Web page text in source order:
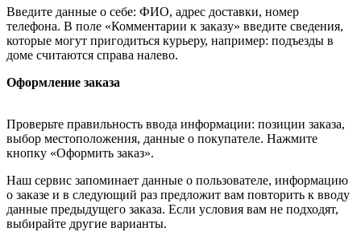
Введите данные о себе: ФИО, адрес доставки, номер
телефона. В поле «Комментарии к заказу» введите сведения,
которые могут пригодиться курьеру, например: подъезды в
доме считаются справа налево.
Оформление заказа
Проверьте правильность ввода информации: позиции заказа,
выбор местоположения, данные о покупателе. Нажмите
кнопку «Оформить заказ».
Наш сервис запоминает данные о пользователе, информацию
о заказе и в следующий раз предложит вам повторить к вводу
данные предыдущего заказа. Если условия вам не подходят,
выбирайте другие варианты.